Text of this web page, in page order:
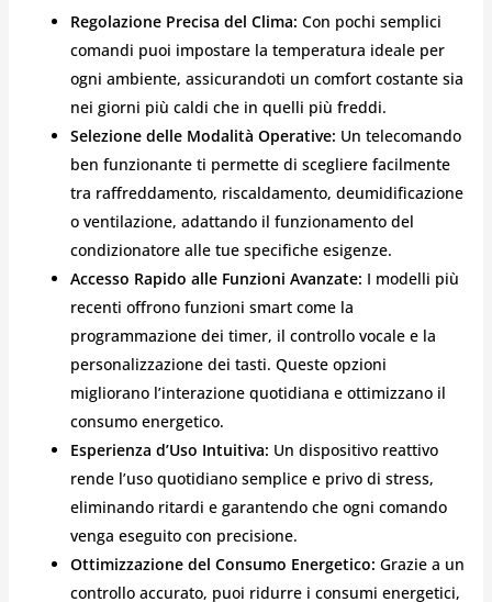
Regolazione Precisa del Clima: Con pochi semplici
comandi puoi impostare la temperatura ideale per
ogni ambiente, assicurandoti un comfort costante sia
nei giorni più caldi che in quelli più freddi.
Selezione delle Modalità Operative: Un telecomando
ben funzionante ti permette di scegliere facilmente
tra raffreddamento, riscaldamento, deumidificazione
o ventilazione, adattando il funzionamento del
condizionatore alle tue specifiche esigenze.
Accesso Rapido alle Funzioni Avanzate: I modelli più
recenti offrono funzioni smart come la
programmazione dei timer, il controllo vocale e la
personalizzazione dei tasti. Queste opzioni
migliorano l’interazione quotidiana e ottimizzano il
consumo energetico.
Esperienza d’Uso Intuitiva: Un dispositivo reattivo
rende l’uso quotidiano semplice e privo di stress,
eliminando ritardi e garantendo che ogni comando
venga eseguito con precisione.
Ottimizzazione del Consumo Energetico: Grazie a un
controllo accurato, puoi ridurre i consumi energetici,